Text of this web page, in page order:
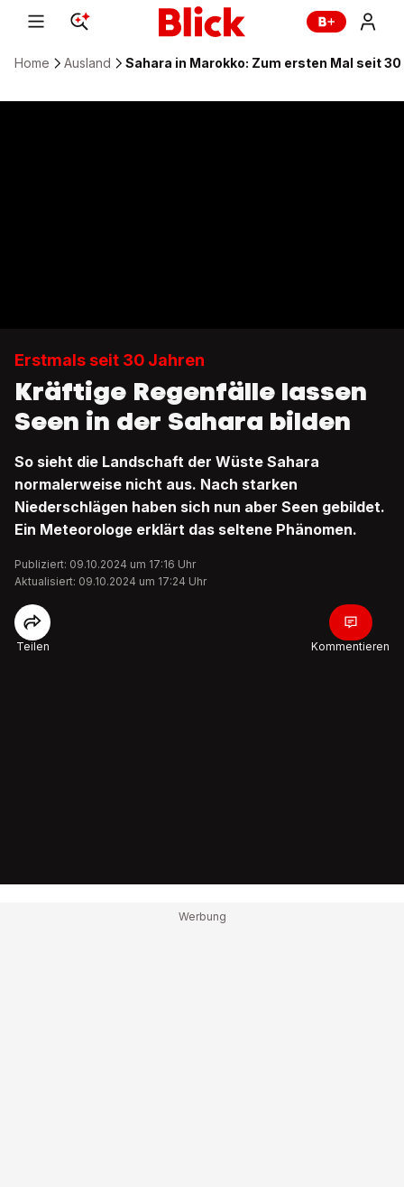
Home Ausland Sahara in Marokko: Zum ersten Mal seit
Erstmals seit 30 Jahren
Kräftige Regenfälle lassen
Seen in der Sahara bilden
So sieht die Landschaft der Wüste Sahara
normalerweise nicht aus. Nach starken
Niederschlägen haben sich nun aber Seen gebildet.
Ein Meteorologe erklärt das seltene Phänomen.
Publiziert: 09.10.2024 um 17:16 Uhr
Aktualisiert: 09.10.2024 um 17:24 Uhr
Teilen Kommentieren